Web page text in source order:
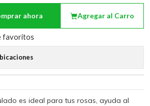
Agregar al Carro
ahora
favoritos
es ideal para tus rosas, ayuda al